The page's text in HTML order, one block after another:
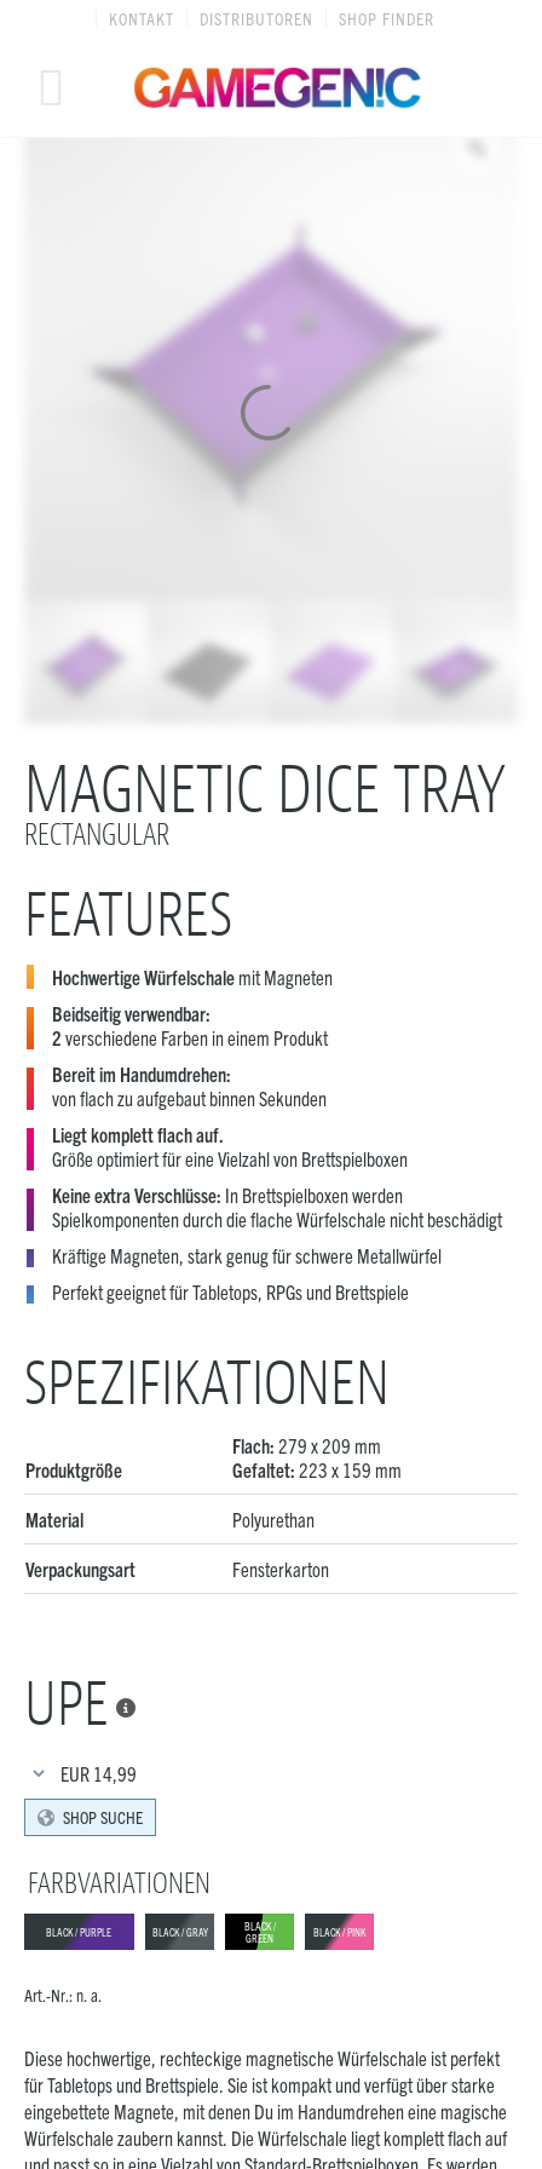
KONTAKT DISTRIBUTOREN SHOP FINDER
MAGNETIC DICE TRAY
RECTANGULAR
FEATURES
Hochwertige Würfelschale mit Magneten
Beidseitig verwendbar:
2 verschiedene Farben in einem Produkt
Bereit im Handumdrehen:
von flach zu aufgebaut binnen Sekunden
Liegt komplett flach auf.
Größe optimiert für eine Vielzahl von Brettspielboxen
Keine extra Verschlüsse: In Brettspielboxen werden
Spielkomponenten durch die flache Würfelschale nicht beschädigt
Kräftige Magneten, stark genug für schwere Metallwürfel
Perfekt geeignet für Tabletops, RPGs und Brettspiele
SPEZIFIKATIONEN
Produktgröße
Flach: 279 x 209 mm
Gefaltet: 223 x 159 mm
Material Polyurethan
Verpackungsart Fensterkarton
UPE 
EUR 14,99
SHOP SUCHE
FARBVARIATIONEN
BLACK / PURPLE BLACK / GRAY
BLACK /
GREEN
BLACK / PINK
Art.-Nr.:n. a.
Diese hochwertige, rechteckige magnetische Würfelschale ist perfekt
für Tabletops und Brettspiele. Sie ist kompakt und verfügt über starke
eingebettete Magnete, mit denen Du im Handumdrehen eine magische
Würfelschale zaubern kannst. Die Würfelschale liegt komplett flach auf
und passt so in eine Vielzahl von Standard-Brettspielboxen. Es werden